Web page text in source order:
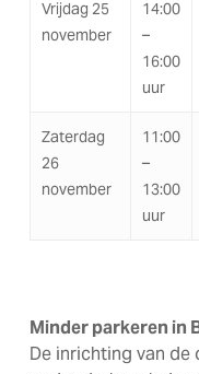
Vrijdag 25
november
14:00
–
16:00
uur
Zaterdag
26
november
11:00
–
13:00
uur
Minder parkeren in
De inrichting van